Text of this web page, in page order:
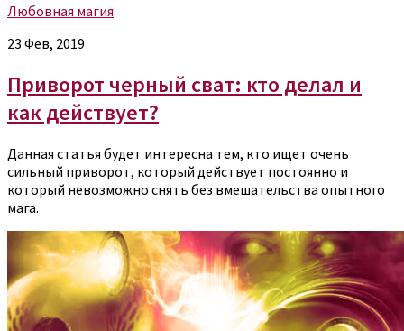
Любовная магия
23 Фев, 2019
Приворот черный сват: кто делал и
как действует?
Данная статья будет интересна тем, кто ищет очень
сильный приворот, который действует постоянно и
который невозможно снять без вмешательства опытного
мага.